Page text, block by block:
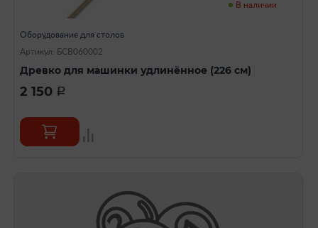
В наличии
Оборудование для столов
Артикул: БСВ060002
Древко для машинки удлинённое (226 см)
2 150 a